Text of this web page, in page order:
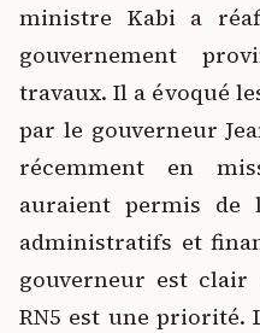
ministre Kabi a
gouvernement
travaux. Il a évoqué
par le gouverneur
récemment en
auraient permis de
administratifs et
gouverneur est
RN5 est une priorité.